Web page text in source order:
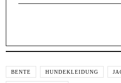
BENTE HUNDEKLEIDUNG